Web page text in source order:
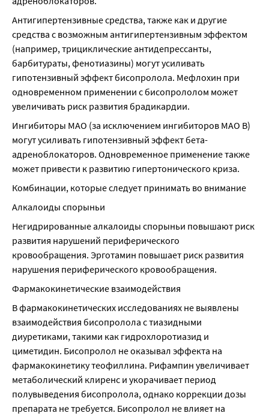
Антигипертензивные средства, также как и другие
средства с возможным антигипертензивным эффектом
(например, трициклические антидепрессанты,
барбитураты, фенотиазины) могут усиливать
гипотензивный эффект бисопролола. Мефлохин при
одновременном применении с бисопрололом может
увеличивать риск развития брадикардии.
Ингибиторы МАО (за исключением ингибиторов МАО В)
могут усиливать гипотензивный эффект бета-
адреноблокаторов. Одновременное применение также
может привести к развитию гипертонического криза.
Комбинации, которые следует принимать во внимание
Алкалоиды спорыньи
Негидрированные алкалоиды спорыньи повышают риск
развития нарушений периферического
кровообращения. Эрготамин повышает риск развития
нарушения периферического кровообращения.
Фармакокинетические взаимодействия
В фармакокинетических исследованиях не выявлены
взаимодействия бисопролола с тиазидными
диуретиками, такими как гидрохлоротиазид и
циметидин. Бисопролол не оказывал эффекта на
фармакокинетику теофиллина. Рифампин увеличивает
метаболический клиренс и укорачивает период
полувыведения бисопролола, однако коррекции дозы
препарата не требуется. Бисопролол не влияет на